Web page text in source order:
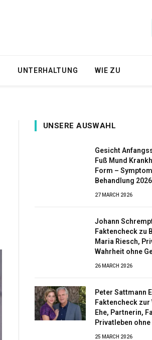
UNTERHALTUNG WIE ZU
UNSERE AUSWAHL
Gesicht
Fuß Mund
Form –
Behandlung 2026
27 MARCH 2026
Johann
Faktencheck zu
Maria Riesch,
Wahrheit ohne
26 MARCH 2026
Peter Sattmann
Faktencheck zur
Ehe, Partnerin,
Privatleben
25 MARCH 2026